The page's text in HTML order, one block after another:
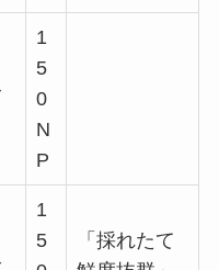
1
5
0
N
P
1
5
「採れたて